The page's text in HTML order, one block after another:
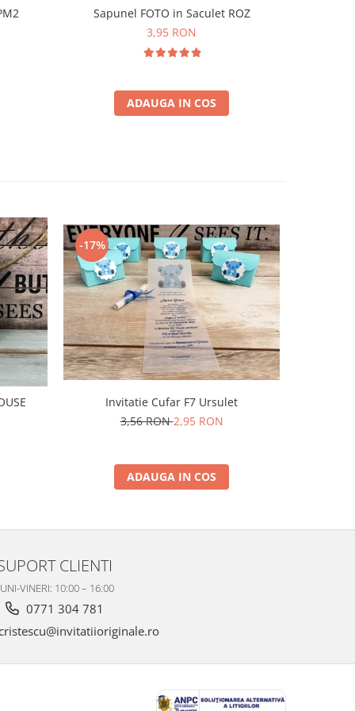
Sapunel FOTO in Saculet ROZ
3,95 RON
ADAUGA IN COS
-17%
Invitatie Cufar F7 Ursulet
3,56 RON2,95 RON
ADAUGA IN COS
CLIENTI
VINERI: 10:00 – 16:00
0771 304 781